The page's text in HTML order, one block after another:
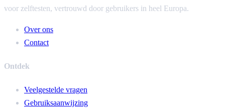
voor zelftesten, vertrouwd door gebruikers in heel Europa.
Over ons
Contact
Ontdek
Veelgestelde vragen
Gebruiksaanwijzing